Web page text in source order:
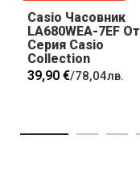
Casio Часовник
LA680WEA-7EF От
Серия Casio
Collection
39,90 €/78,04лв.